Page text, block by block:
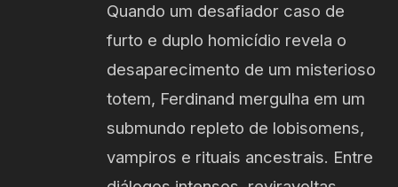
Quando um desafiador caso de
furto e duplo homicídio revela o
desaparecimento de um misterioso
totem, Ferdinand mergulha em um
submundo repleto de lobisomens,
vampiros e rituais ancestrais. Entre